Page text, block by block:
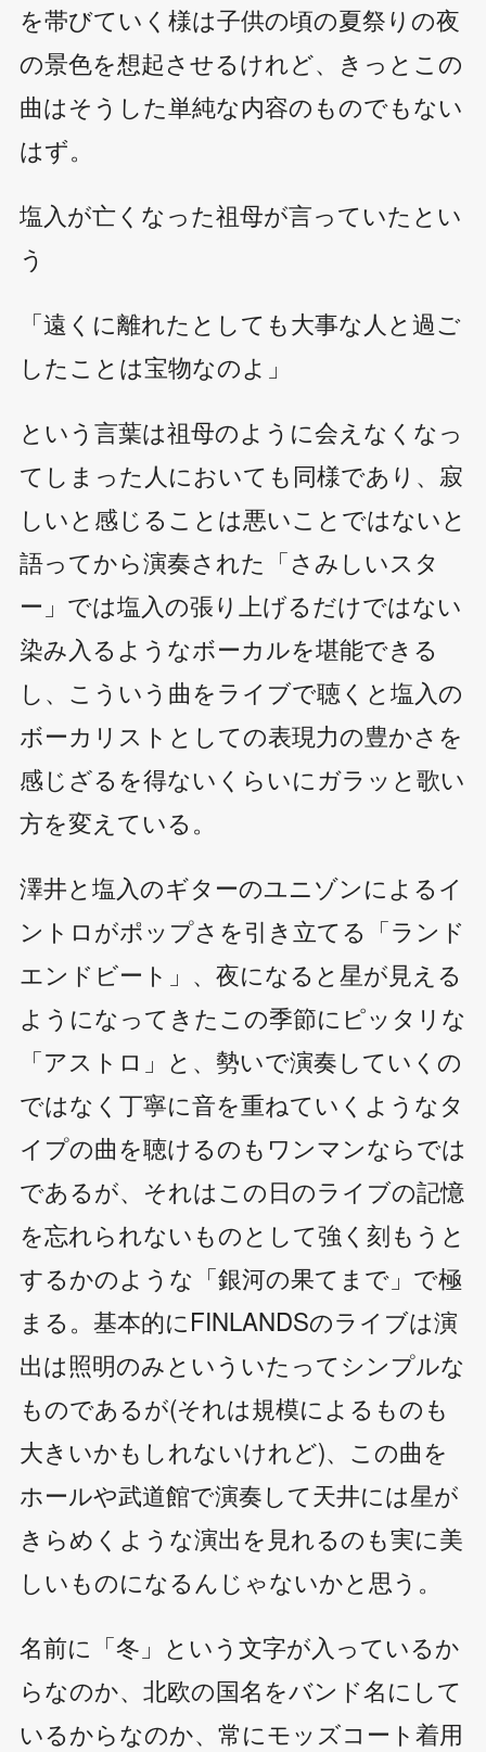
を帯びていく様は子供の頃の夏祭りの夜
の景色を想起させるけれど、きっとこの
曲はそうした単純な内容のものでもない
はず。
塩入が亡くなった祖母が言っていたとい
う
「遠くに離れたとしても大事な人と過ご
したことは宝物なのよ」
という言葉は祖母のように会えなくなっ
てしまった人においても同様であり、寂
しいと感じることは悪いことではないと
語ってから演奏された「さみしいスタ
ー」では塩入の張り上げるだけではない
染み入るようなボーカルを堪能できる
し、こういう曲をライブで聴くと塩入の
ボーカリストとしての表現力の豊かさを
感じざるを得ないくらいにガラッと歌い
方を変えている。
澤井と塩入のギターのユニゾンによるイ
ントロがポップさを引き立てる「ランド
エンドビート」、夜になると星が見える
ようになってきたこの季節にピッタリな
「アストロ」と、勢いで演奏していくの
ではなく丁寧に音を重ねていくようなタ
イプの曲を聴けるのもワンマンならでは
であるが、それはこの日のライブの記憶
を忘れられないものとして強く刻もうと
するかのような「銀河の果てまで」で極
まる。基本的にFINLANDSのライブは演
出は照明のみといういたってシンプルな
ものであるが(それは規模によるものも
大きいかもしれないけれど)、この曲を
ホールや武道館で演奏して天井には星が
きらめくような演出を見れるのも実に美
しいものになるんじゃないかと思う。
名前に「冬」という文字が入っているか
らなのか、北欧の国名をバンド名にして
いるからなのか、常にモッズコート着用